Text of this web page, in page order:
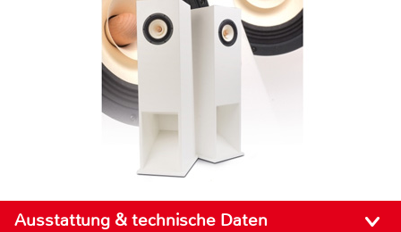
Ausstattung & technische Daten